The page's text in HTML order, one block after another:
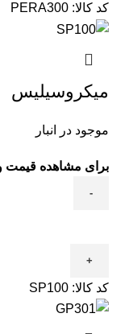
کد کالا: PERA300
میکروسیلیس
موجود در انبار
برای مشاهده قیمت
کد کالا: SP100